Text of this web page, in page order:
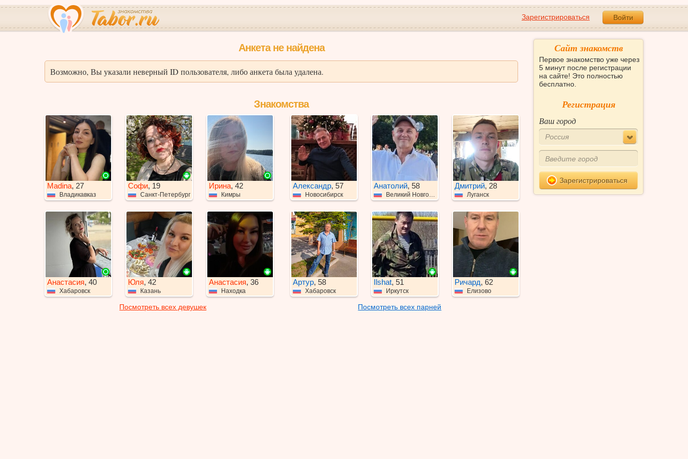
Зарегистрироваться Войти
Анкета не найдена
Возможно, Вы указали неверный ID пользователя, либо анкета была удалена.
Знакомства
Madina, 27
Владикавказ
Софи, 19
Санкт-Петербург
Ирина, 42
Кимры
Анастасия, 40
Хабаровск
Юля, 42
Казань
Анастасия, 36
Находка
Посмотреть всех девушек
Александр, 57
Новосибирск
Анатолий, 58
Великий Новгород
Дмитрий, 28
Луганск
Артур, 58
Хабаровск
Ilshat, 51
Иркутск
Ричард, 62
Елизово
Посмотреть всех парней
Сайт знакомств
Первое знакомство уже через
5 минут после регистрации
на сайте! Это полностью
бесплатно.
Регистрация
Ваш город
Россия
Зарегистрироваться